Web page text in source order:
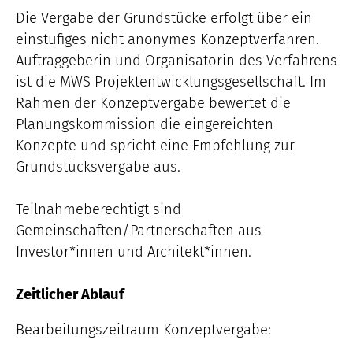
Die Vergabe der Grundstücke erfolgt über ein
einstufiges nicht anonymes Konzeptverfahren.
Auftraggeberin und Organisatorin des Verfahrens
ist die MWS Projektentwicklungsgesellschaft. Im
Rahmen der Konzeptvergabe bewertet die
Planungskommission die eingereichten
Konzepte und spricht eine Empfehlung zur
Grundstücksvergabe aus.
Teilnahmeberechtigt sind
Gemeinschaften/Partnerschaften aus
Investor*innen und Architekt*innen.
Zeitlicher Ablauf
Bearbeitungszeitraum Konzeptvergabe: